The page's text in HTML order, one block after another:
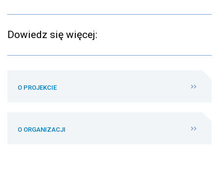
Dowiedz się więcej:
O PROJEKCIE
O ORGANIZACJI